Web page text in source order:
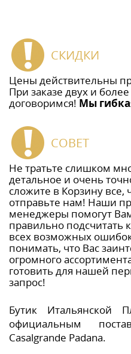
СКИДКИ
Цены действительны
При заказе двух и
договоримся! Мы
СОВЕТ
Не тратьте слишком
детальное и очень
сложите в Корзину все,
отправьте нам! Наши
менеджеры помогут
правильно подсчитать
всех возможных
понимать, что Вас
огромного
готовить для нашей
запрос!
Бутик Итальянской
официальным
Casalgrande Padana.